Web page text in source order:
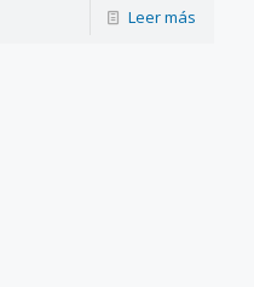
Leer más